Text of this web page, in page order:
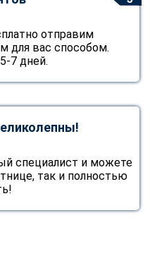
отправим
вас способом.
7 дней.
специалист и можете
так и полностью